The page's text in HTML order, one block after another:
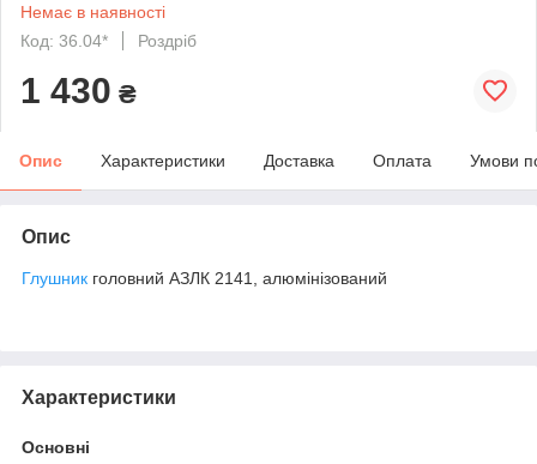
Немає в наявності
Код: 36.04*
Роздріб
1 430 ₴
Опис Характеристики Доставка Оплата Умови
Опис
Глушник головний АЗЛК 2141, алюмінізований
Характеристики
Основні